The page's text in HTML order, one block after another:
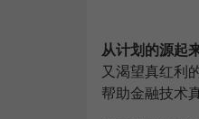
从计划的源起
又渴望真红利
帮助金融技术